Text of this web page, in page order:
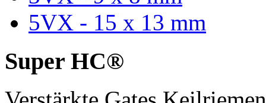
5VX - 15 x 13 mm
Super HC®